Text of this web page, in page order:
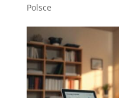
Polsce